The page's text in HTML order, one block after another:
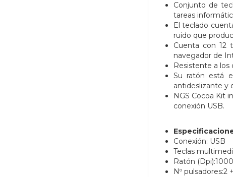
Conjunto de
tareas
El teclado
ruido que
Cuenta con 12
navegador de
Resistente a los
Su ratón está
antideslizante y
NGS Cocoa Kit
conexión USB.
Conexión: USB
Teclas
Ratón (Dpi):1000
Nº pulsadores:2